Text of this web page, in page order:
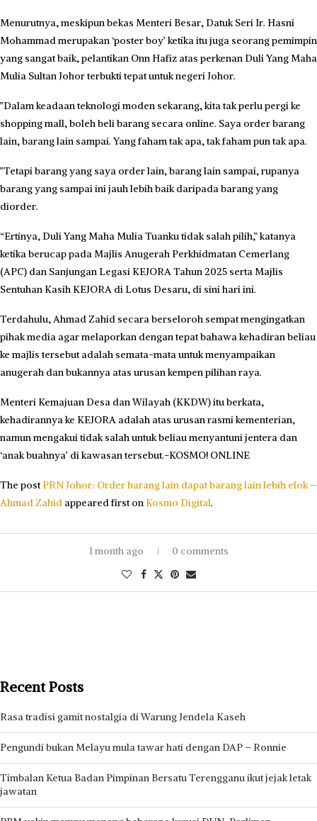
​Menurutnya, meskipun bekas Menteri Besar, Datuk Seri Ir. Hasni
Mohammad merupakan ‘poster boy’ ketika itu juga seorang pemimpin
yang sangat baik, pelantikan Onn Hafiz atas perkenan Duli Yang Maha
Mulia Sultan Johor terbukti tepat untuk negeri Johor.
​”Dalam keadaan teknologi moden sekarang, kita tak perlu pergi ke
shopping mall, boleh beli barang secara online. Saya order barang
lain, barang lain sampai. Yang faham tak apa, tak faham pun tak apa.
​”Tetapi barang yang saya order lain, barang lain sampai, rupanya
barang yang sampai ini jauh lebih baik daripada barang yang
diorder.
“Ertinya, Duli Yang Maha Mulia Tuanku tidak salah pilih,” katanya
ketika berucap pada Majlis Anugerah Perkhidmatan Cemerlang
(APC) dan Sanjungan Legasi KEJORA Tahun 2025 serta Majlis
Sentuhan Kasih KEJORA di Lotus Desaru, di sini hari ini.
Terdahulu, Ahmad Zahid secara berseloroh sempat mengingatkan
pihak media agar melaporkan dengan tepat bahawa kehadiran beliau
ke majlis tersebut adalah semata-mata untuk menyampaikan
anugerah dan bukannya atas urusan kempen pilihan raya.
​Menteri Kemajuan Desa dan Wilayah (KKDW) itu berkata,
kehadirannya ke KEJORA adalah atas urusan rasmi kementerian,
namun mengakui tidak salah untuk beliau menyantuni jentera dan
‘anak buahnya’ di kawasan tersebut.-KOSMO! ONLINE
The postPRN Johor: Order barang lain dapat barang lain lebih elok –
Ahmad Zahid appeared first on Kosmo Digital.
1 month ago 0 comments
Recent Posts
Rasa tradisi gamit nostalgia di Warung Jendela Kaseh
Pengundi bukan Melayu mula tawar hati dengan DAP – Ronnie
Timbalan Ketua Badan Pimpinan Bersatu Terengganu ikut jejak letak
jawatan